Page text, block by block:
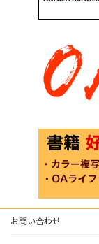
お問い合わせ